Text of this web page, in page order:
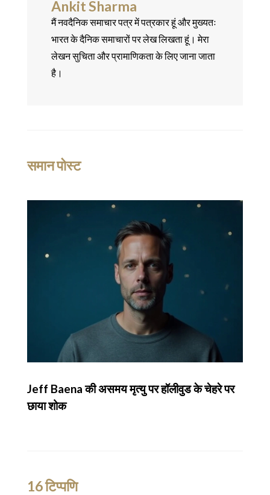
Ankit Sharma
मैं नवदैनिक समाचार पत्र में पत्रकार हूं और मुख्यतः
भारत के दैनिक समाचारों पर लेख लिखता हूं। मेरा
लेखन सुचिता और प्रामाणिकता के लिए जाना जाता
है।
समान पोस्ट
Jeff Baena की असमय मृत्यु पर हॉलीवुड के चेहरे पर
छाया शोक
16 टिप्पणि